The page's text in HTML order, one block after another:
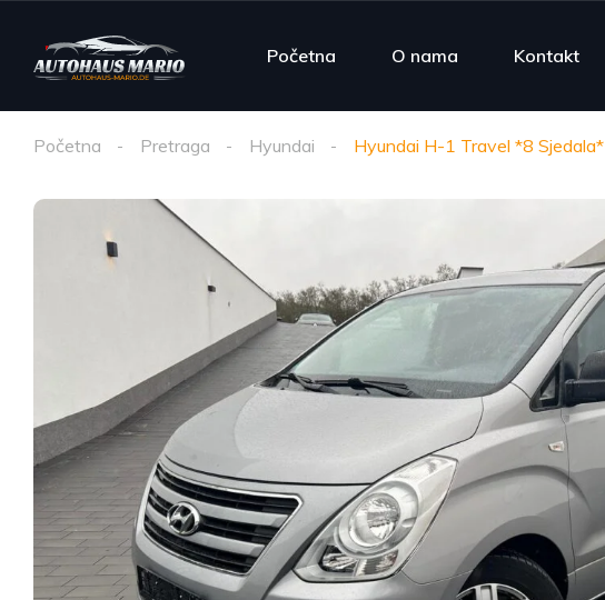
Početna O nama Kontakt
Početna Pretraga Hyundai Hyundai H-1 Travel *8 Sjedala*